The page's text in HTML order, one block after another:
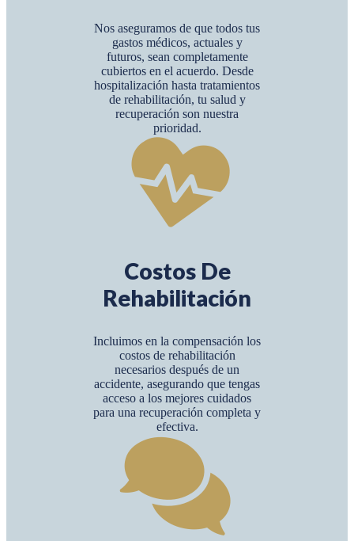
Nos aseguramos de que todos tus
gastos médicos, actuales y
futuros, sean completamente
cubiertos en el acuerdo. Desde
hospitalización hasta tratamientos
de rehabilitación, tu salud y
recuperación son nuestra
prioridad.
Costos De
Rehabilitación
Incluimos en la compensación los
costos de rehabilitación
necesarios después de un
accidente, asegurando que tengas
acceso a los mejores cuidados
para una recuperación completa y
efectiva.